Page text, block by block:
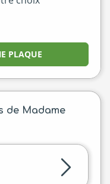
PLAQUE
de Madame